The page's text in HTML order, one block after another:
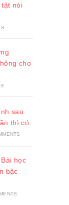
tật nói
cho
sau
thì có
học
bậc